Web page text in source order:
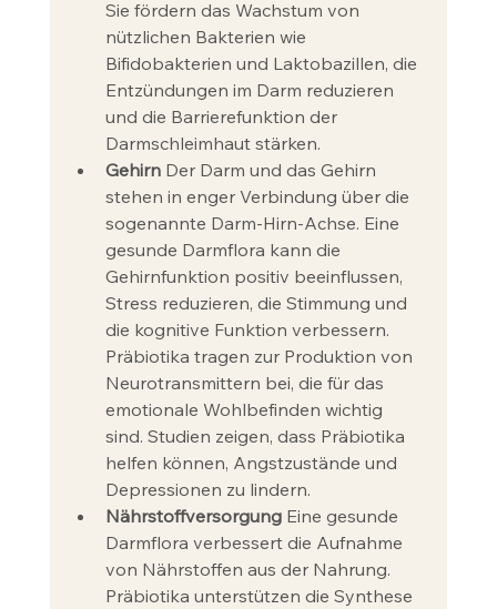
Sie fördern das Wachstum von
nützlichen Bakterien wie
Bifidobakterien und Laktobazillen, die
Entzündungen im Darm reduzieren
und die Barrierefunktion der
Darmschleimhaut stärken.
Gehirn Der Darm und das Gehirn
stehen in enger Verbindung über die
sogenannte Darm-Hirn-Achse. Eine
gesunde Darmflora kann die
Gehirnfunktion positiv beeinflussen,
Stress reduzieren, die Stimmung und
die kognitive Funktion verbessern.
Präbiotika tragen zur Produktion von
Neurotransmittern bei, die für das
emotionale Wohlbefinden wichtig
sind. Studien zeigen, dass Präbiotika
helfen können, Angstzustände und
Depressionen zu lindern.
Nährstoffversorgung Eine gesunde
Darmflora verbessert die Aufnahme
von Nährstoffen aus der Nahrung.
Präbiotika unterstützen die Synthese